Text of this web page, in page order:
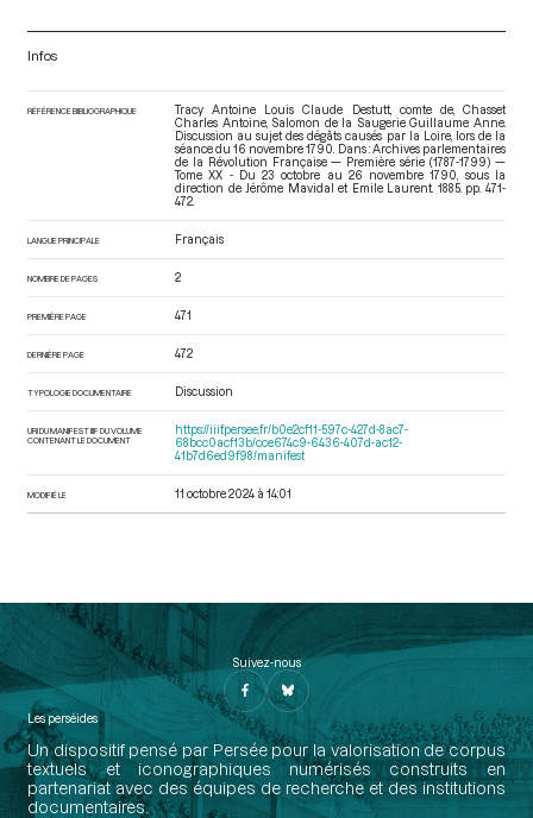
Infos
RÉFÉRENCE BIBLIOGRAPHIQUE
Tracy Antoine Louis Claude Destutt, comte de, Chasset
Charles Antoine, Salomon de la Saugerie Guillaume Anne.
Discussion au sujet des dégâts causés par la Loire, lors de la
séance du 16 novembre 1790. Dans : Archives parlementaires
de la Révolution Française — Première série (1787-1799) —
Tome XX - Du 23 octobre au 26 novembre 1790
, sous la
direction de Jérôme Mavidal et Emile Laurent. 1885. pp. 471-
472.
LANGUE PRINCIPALE Français
NOMBRE DE PAGES 2
PREMIÈRE PAGE 471
DERNIÈRE PAGE 472
TYPOLOGIE DOCUMENTAIRE Discussion
URI DU MANIFEST IIIF DU VOLUME
CONTENANT LE DOCUMENT
https://iiif.persee.fr/b0e2cf11-597c-427d-8ac7-
68bcc0acf13b/cce674c9-6436-407d-ac12-
41b7d6ed9f98/manifest
MODIFIÉ LE 11 octobre 2024 à 14:01
Suivez-nous
Les perséides
Un dispositif pensé par Persée pour la valorisation de corpus
textuels et iconographiques numérisés construits en
partenariat avec des équipes de recherche et des institutions
documentaires.